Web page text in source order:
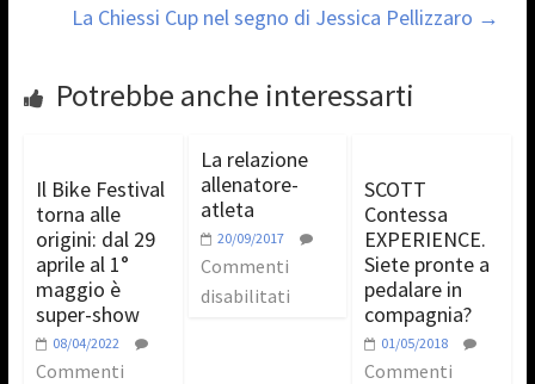
La Chiessi Cup nel segno di Jessica Pellizzaro →
Potrebbe anche interessarti
Il Bike Festival
torna alle
origini: dal 29
aprile al 1°
maggio è
super-show
08/04/2022
Commenti
La relazione
allenatore-
atleta
20/09/2017
Commenti
disabilitati
SCOTT
Contessa
EXPERIENCE.
Siete pronte a
pedalare in
compagnia?
01/05/2018
Commenti